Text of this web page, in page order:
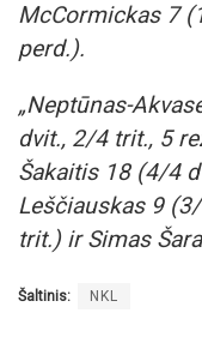
McCormickas 7
perd.).
„Neptūnas-
dvit., 2/4 trit., 5
Šakaitis 18 (4/4
Leščiauskas 9
trit.) ir Simas
Šaltinis: NKL